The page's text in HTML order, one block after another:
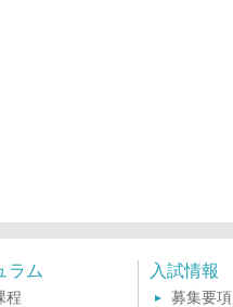
ラム
程
入試情報
募集要項